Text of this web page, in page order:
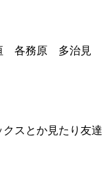
各務原 多治見
スとか見たり友達